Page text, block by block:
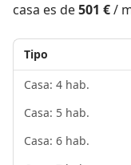
casa es de501 €/
Tipo
Casa: 4 hab.
Casa: 5 hab.
Casa: 6 hab.